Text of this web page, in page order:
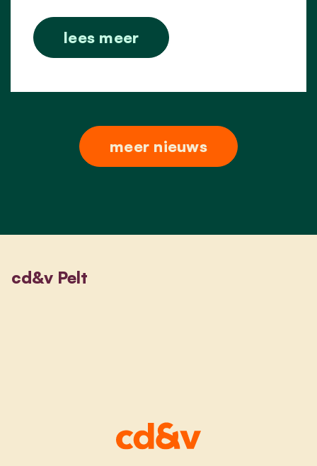
lees meer
meer nieuws
cd&v Pelt